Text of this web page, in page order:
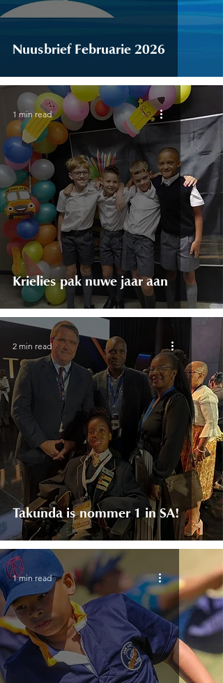
Nuusbrief Februarie 2026
Krielies pak nuwe jaar aan
1 min read
Takunda is nommer 1 in SA!
2 min read
1 min read